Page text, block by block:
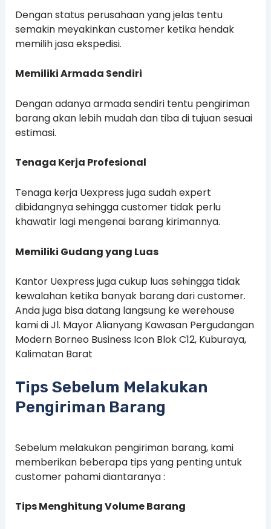
Dengan status perusahaan yang jelas tentu
semakin meyakinkan customer ketika hendak
memilih jasa ekspedisi.
Memiliki Armada Sendiri
Dengan adanya armada sendiri tentu pengiriman
barang akan lebih mudah dan tiba di tujuan sesuai
estimasi.
Tenaga Kerja Profesional
Tenaga kerja Uexpress juga sudah expert
dibidangnya sehingga customer tidak perlu
khawatir lagi mengenai barang kirimannya.
Memiliki Gudang yang Luas
Kantor Uexpress juga cukup luas sehingga tidak
kewalahan ketika banyak barang dari customer.
Anda juga bisa datang langsung ke werehouse
kami di Jl. Mayor Alianyang Kawasan Pergudangan
Modern Borneo Business Icon Blok C12, Kuburaya,
Kalimatan Barat
Tips Sebelum Melakukan
Pengiriman Barang
Sebelum melakukan pengiriman barang, kami
memberikan beberapa tips yang penting untuk
customer pahami diantaranya :
Tips Menghitung Volume Barang